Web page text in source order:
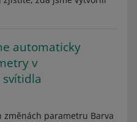
automaticky
v
změnách parametru Barva